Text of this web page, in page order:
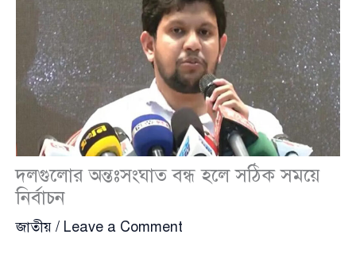
দলগুলোর অন্তঃসংঘাত বন্ধ হলে সঠিক সময়ে
নির্বাচন
জাতীয় / Leave a Comment